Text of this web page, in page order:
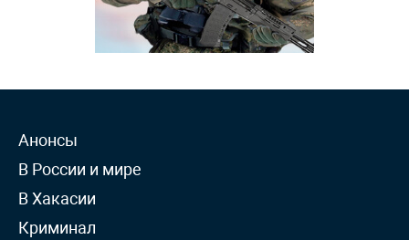
Анонсы
В России и мире
В Хакасии
Криминал